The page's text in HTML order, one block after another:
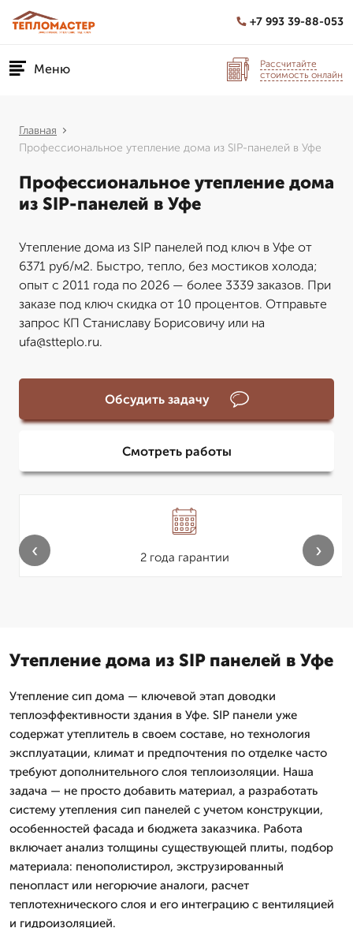
+7 993 39-88-053
Меню
Рассчитайте
стоимость онлайн
Главная
Профессиональное утепление дома из SIP-панелей в Уфе
Профессиональное утепление дома
из SIP-панелей в Уфе
Утепление дома из SIP панелей под ключ в Уфе от
6371 руб/м2. Быстро, тепло, без мостиков холода;
опыт с 2011 года по 2026 — более 3339 заказов. При
заказе под ключ скидка от 10 процентов. Отправьте
запрос КП Станиславу Борисовичу или на
ufa@stteplo.ru.
Обсудить задачу
Смотреть работы
2 года гарантии
‹ ›
Утепление дома из SIP панелей в Уфе
Утепление сип дома — ключевой этап доводки
теплоэффективности здания в Уфе. SIP панели уже
содержат утеплитель в своем составе, но технология
эксплуатации, климат и предпочтения по отделке часто
требуют дополнительного слоя теплоизоляции. Наша
задача — не просто добавить материал, а разработать
систему утепления сип панелей с учетом конструкции,
особенностей фасада и бюджета заказчика. Работа
включает анализ толщины существующей плиты, подбор
материала: пенополистирол, экструзированный
пенопласт или негорючие аналоги, расчет
теплотехнического слоя и его интеграцию с вентиляцией
и гидроизоляцией.